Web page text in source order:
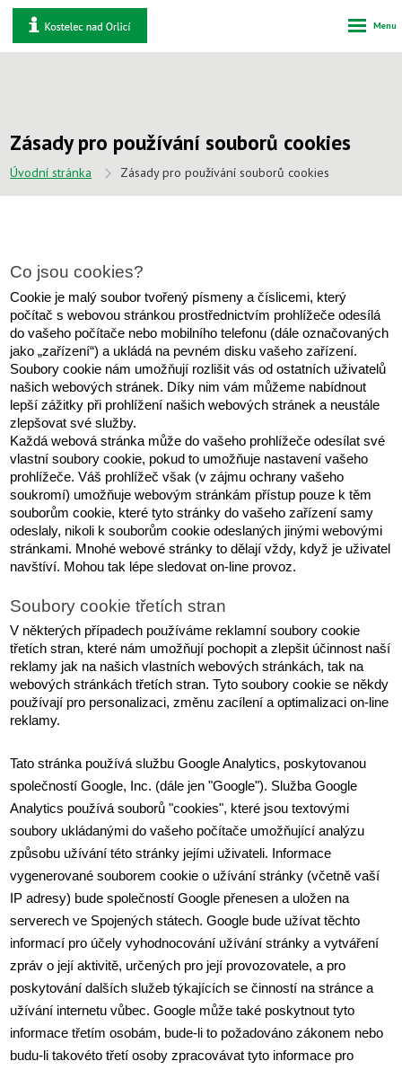
Zásady pro používání souborů cookies
Úvodní stránka Zásady pro používání souborů cookies
Co jsou cookies?
Cookie je malý soubor tvořený písmeny a číslicemi, který
počítač s webovou stránkou prostřednictvím prohlížeče odesílá
do vašeho počítače nebo mobilního telefonu (dále označovaných
jako „zařízení“) a ukládá na pevném disku vašeho zařízení.
Soubory cookie nám umožňují rozlišit vás od ostatních uživatelů
našich webových stránek. Díky nim vám můžeme nabídnout
lepší zážitky při prohlížení našich webových stránek a neustále
zlepšovat své služby.
Každá webová stránka může do vašeho prohlížeče odesílat své
vlastní soubory cookie, pokud to umožňuje nastavení vašeho
prohlížeče. Váš prohlížeč však (v zájmu ochrany vašeho
soukromí) umožňuje webovým stránkám přístup pouze k těm
souborům cookie, které tyto stránky do vašeho zařízení samy
odeslaly, nikoli k souborům cookie odeslaných jinými webovými
stránkami. Mnohé webové stránky to dělají vždy, když je uživatel
navštíví. Mohou tak lépe sledovat on-line provoz.
Soubory cookie třetích stran
V některých případech používáme reklamní soubory cookie
třetích stran, které nám umožňují pochopit a zlepšit účinnost naší
reklamy jak na našich vlastních webových stránkách, tak na
webových stránkách třetích stran. Tyto soubory cookie se někdy
používají pro personalizaci, změnu zacílení a optimalizaci on-line
reklamy.
Tato stránka používá službu Google Analytics, poskytovanou
společností Google, Inc. (dále jen "Google"). Služba Google
Analytics používá souborů "cookies", které jsou textovými
soubory ukládanými do vašeho počítače umožňující analýzu
způsobu užívání této stránky jejími uživateli. Informace
vygenerované souborem cookie o užívání stránky (včetně vaší
IP adresy) bude společností Google přenesen a uložen na
serverech ve Spojených státech. Google bude užívat těchto
informací pro účely vyhodnocování užívání stránky a vytváření
zpráv o její aktivitě, určených pro její provozovatele, a pro
poskytování dalších služeb týkajících se činností na stránce a
užívání internetu vůbec. Google může také poskytnout tyto
informace třetím osobám, bude-li to požadováno zákonem nebo
budu-li takovéto třetí osoby zpracovávat tyto informace pro